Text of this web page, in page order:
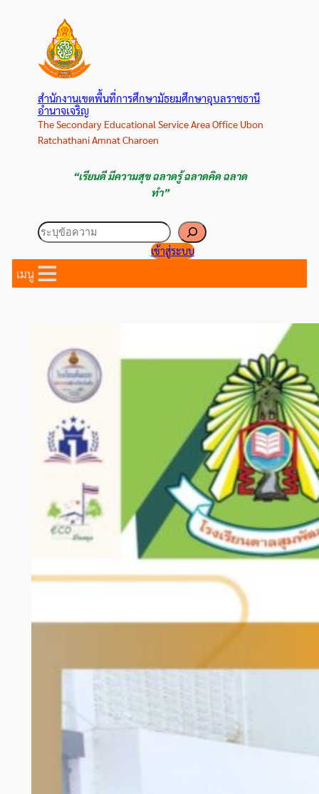
สำนักงานเขตพื้นที่การศึกษามัธยมศึกษาอุบลราชธานี
อำนาจเจริญ
The Secondary Educational Service Area Office Ubon
Ratchathani Amnat Charoen
“เรียนดี มีความสุข ฉลาดรู้ ฉลาดคิด ฉลาด
ทำ”
ค้นหา
เข้าสู่ระบบ
เมนู